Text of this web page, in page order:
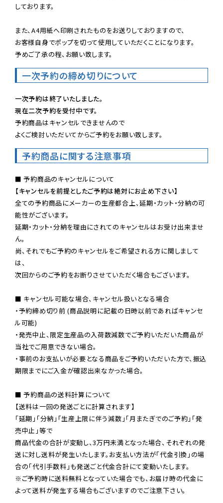
しております。
また、A4用紙へ印刷されたものをお送りしておりますので、
お客様自身でポップを切って使用していただくことになります。
予めご了承の程、お願い致します。
一次予約の締め切りについて
一次予約は終了いたしました。
現在二次予約を受付中です。
予約商品はキャンセルできませんので
よくご検討いただいてからご予約をお願い致します。
予約商品に関する注意事項
【キャンセルを前提としたご予約は絶対にお止め下さい】
全ての予約商品にメーカーの生産都合上、延期・カット・分納の可
能性がございます。
延期・カット・分納を理由にされてのキャンセルはお受け出来ませ
ん。
尚、それでもご予約のキャンセルをご希望される方に関しまして
は、
次回からのご予約をお断りさせていただく場合もございます。
■ キャンセル可能な場合、キャンセル扱いとなる場合
・予約締め切り前 (商品説明に記載の日時以前であればキャンセ
ル可能)
・発売中止、限定生産品の入荷数減数でご予約いただいた商品が
当社でご用意できない場合。
・事前のお支払いが必要となる商品をご予約いただいた方で、振込
期限までにご入金が確認出来なかった場合。
■ 予約商品の送料計算について
【送料は一回の発送ごとに計算されます】
「延期」「分納」「生産上限に伴う減数」「月またぎでのご予約」「発
売中止」等で
商品代金の合計が変動し、3万円未満となった場合、それぞれの発
送に対し送料が発生いたします。お支払い方法が「代金引換」の場
※ご予約時に送料無料となっていた場合でも、お届け時の代金に
よって送料が発生する場合もございますのでご注意下さい。